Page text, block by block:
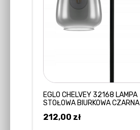
EGLO CHELVEY 32168 LAMPA
STOŁOWA BIURKOWA CZARNA
212,00 zł